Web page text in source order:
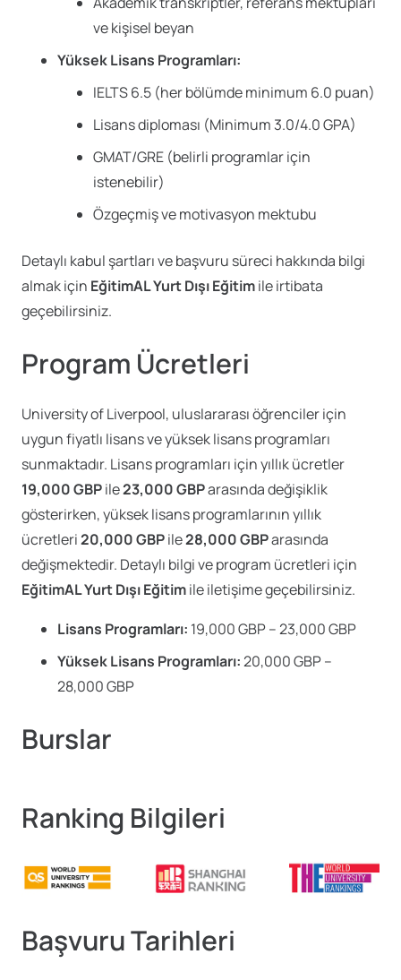
ve kişisel beyan
Yüksek Lisans Programları:
IELTS 6.5 (her bölümde minimum 6.0 puan)
Lisans diploması (Minimum 3.0/4.0 GPA)
GMAT/GRE (belirli programlar için
istenebilir)
Özgeçmiş ve motivasyon mektubu
Detaylı kabul şartları ve başvuru süreci hakkında bilgi
almak için EğitimAL Yurt Dışı Eğitimile irtibata
geçebilirsiniz.
Program Ücretleri
University of Liverpool, uluslararası öğrenciler için
uygun fiyatlı lisans ve yüksek lisans programları
sunmaktadır. Lisans programları için yıllık ücretler
19,000 GBPile23,000 GBParasında değişiklik
gösterirken, yüksek lisans programlarının yıllık
ücretleri20,000 GBPile28,000 GBParasında
değişmektedir. Detaylı bilgi ve program ücretleri için
EğitimAL Yurt Dışı Eğitimile iletişime geçebilirsiniz.
Lisans Programları: 19,000 GBP – 23,000 GBP
Yüksek Lisans Programları:20,000 GBP –
28,000 GBP
Burslar
Ranking Bilgileri
Başvuru Tarihleri